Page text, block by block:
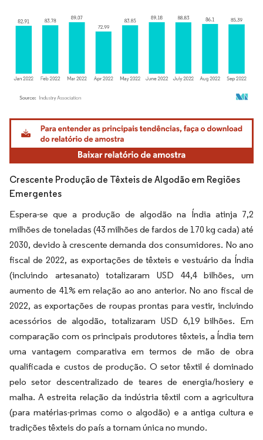
Imagem © Mordor Intelligence. O reuso requer atribuição conforme CC BY 4.0.
Crescente Produção de Têxteis de Algodão em Regiões
Emergentes
Espera-se que a produção de algodão na Índia atinja 7,2
milhões de toneladas (43 milhões de fardos de 170 kg cada) até
2030, devido à crescente demanda dos consumidores. No ano
fiscal de 2022, as exportações de têxteis e vestuário da Índia
(incluindo artesanato) totalizaram USD 44,4 bilhões, um
aumento de 41% em relação ao ano anterior. No ano fiscal de
2022, as exportações de roupas prontas para vestir, incluindo
acessórios de algodão, totalizaram USD 6,19 bilhões. Em
comparação com os principais produtores têxteis, a Índia tem
uma vantagem comparativa em termos de mão de obra
qualificada e custos de produção. O setor têxtil é dominado
pelo setor descentralizado de teares de energia/hosiery e
malha. A estreita relação da indústria têxtil com a agricultura
(para matérias-primas como o algodão) e a antiga cultura e
tradições têxteis do país a tornam única no mundo.